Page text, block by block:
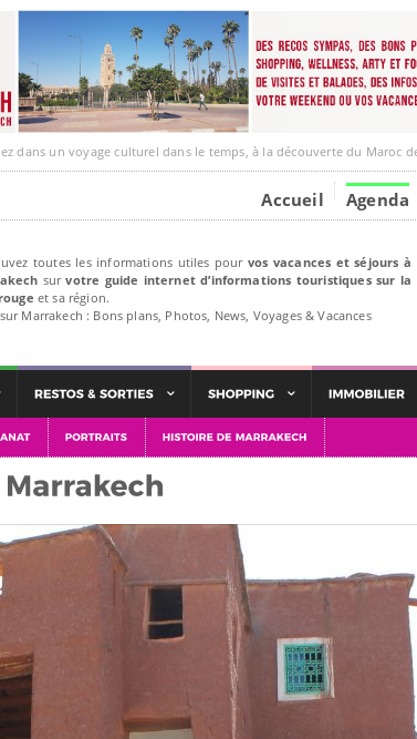
un voyage culturel dans le temps, à la découverte du Maroc des routes
Accueil Agenda
toutes les informations utiles pour vos vacances et séjours à
survotre guide internet d’informations touristiques sur la
et sa région.
Marrakech : Bons plans, Photos, News, Voyages & Vacances